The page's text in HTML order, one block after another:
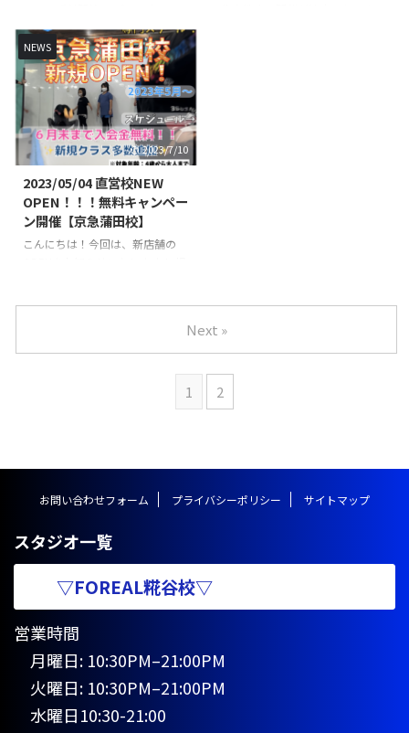
ッスン開講に伴い、レッスンチケ
ットの料金が一部変更となりま
す。 詳しい料金は各ページから
もご確認いただけます。 事前予
約キャンペーン！ パーソナルレ
ッスンの新たな開講に伴い、事前
予約キャンペーンを実施いたしま
す！ 下記予約期限内にご予約い
ただいた場合、初回レッスン料金
が￥１，０００−（1時間）
に！！ 予約期限：2024年1月10
日（23時59分まで） 予約枠に限
りがございますので、お早めにお
NEWS
2023/7/10
2023/05/04 直営校NEW
OPEN！！！無料キャンペー
ン開催【京急蒲田校】
こんにちは！今回は、新店舗の
やすい『大人限定のクラス』もご
準備しています！ 教室の詳細は
以下のページよりご確認ください
↓ FOREAL京急蒲田校 新規開講キ
集は２０２３年５月８日（月）か
の全レッスンが対象とな ...
1 2
Next »
お問い合わせフォーム プライバシーポリシー サイトマップ
スタジオ一覧
▽FOREAL糀谷校▽
営業時間
月曜日: 10:30PM–21:00PM
火曜日: 10:30PM–21:00PM
水曜日10:30-21:00